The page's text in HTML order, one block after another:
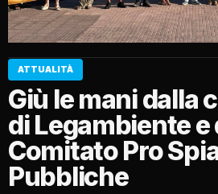
ATTUALITÀ
Giù le mani dalla
di Legambiente e
Comitato Pro
Pubbliche